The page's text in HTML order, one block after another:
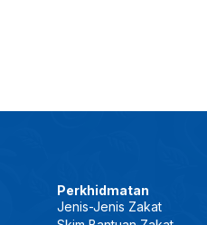
Perkhidmatan
Jenis-Jenis Zakat